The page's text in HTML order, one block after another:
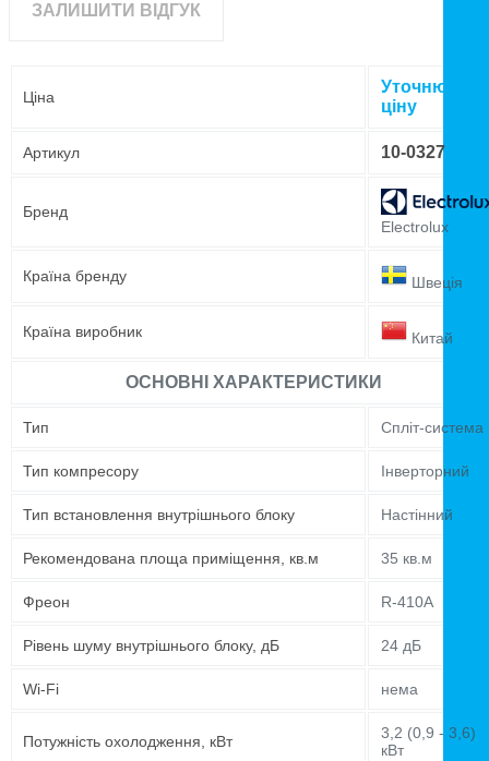
ЗАЛИШИТИ ВІДГУК
Ціна
Уточнюйте
ціну
Артикул 10-0327
Бренд
Electrolux
Країна бренду Швеція
Країна виробник Китай
ОСНОВНІ ХАРАКТЕРИСТИКИ
Тип Спліт-система
Тип компресору Інверторний
Тип встановлення внутрішнього блоку Настінний
Рекомендована площа приміщення, кв.м 35 кв.м
Фреон R-410A
Рівень шуму внутрішнього блоку, дБ 24 дБ
Wi-Fi нема
Потужність охолодження, кВт
3,2 (0,9 - 3,6)
кВт